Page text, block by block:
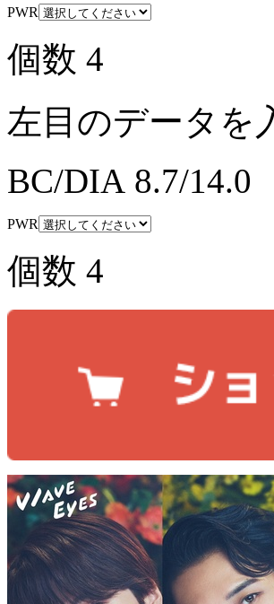
PWR
個数 4
左目のデータを
BC/DIA 8.7/14.0
PWR
個数 4